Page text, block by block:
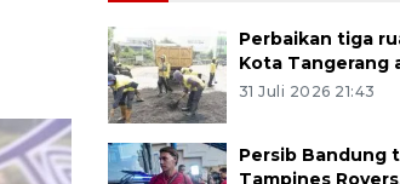
Perbaikan tiga
Kota Tangerang
31 Juli 2026 21:43
Persib Bandung
Tampines